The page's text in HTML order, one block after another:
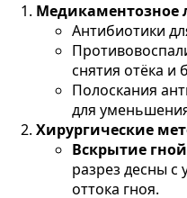
Медикаментозное
Антибиотики
снятия отёка и
Полоскания
для
Хирургические
Вскрытие
разрез десны с
оттока гноя.